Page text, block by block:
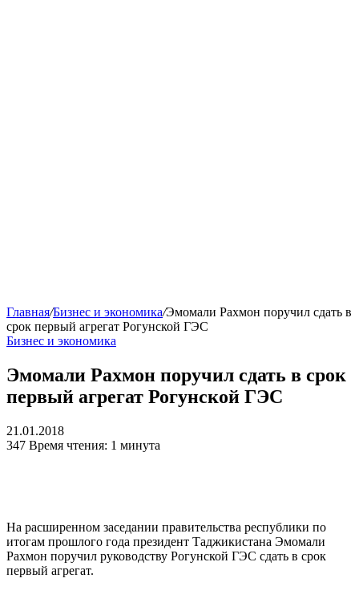
Главная/Бизнес и экономика/Эмомали Рахмон поручил сдать в
срок первый агрегат Рогунской ГЭС
Бизнес и экономика
Эмомали Рахмон поручил сдать в срок
первый агрегат Рогунской ГЭС
21.01.2018
347 Время чтения: 1 минута
На расширенном заседании правительства республики по
итогам прошлого года президент Таджикистана Эмомали
Рахмон поручил руководству Рогунской ГЭС сдать в срок
первый агрегат.